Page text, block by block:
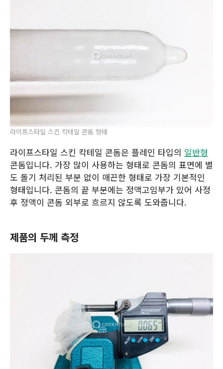
라이프스타일 스킨 칵테일 콘돔 형태
라이프스타일 스킨 칵테일 콘돔은 플레인 타입의 일반형
콘돔입니다. 가장 많이 사용하는 형태로 콘돔의 표면에 별
도 돌기 처리된 부분 없이 매끈한 형태로 가장 기본적인
형태입니다. 콘돔의 끝 부분에는 정액고임부가 있어 사정
후 정액이 콘돔 외부로 흐르지 않도록 도와줍니다.
제품의 두께 측정